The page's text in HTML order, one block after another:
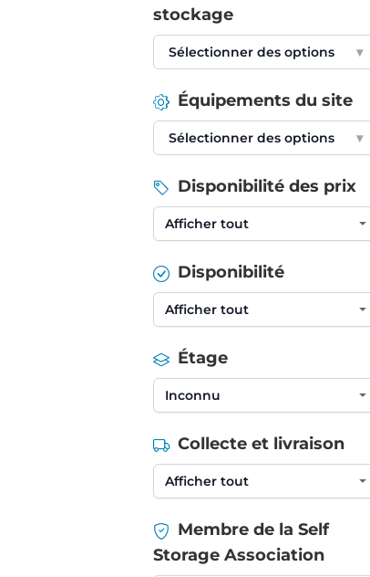
stockage
Sélectionner des options ▾
Équipements du site
Sélectionner des options ▾
Disponibilité des prix
Disponibilité
Étage
Collecte et livraison
Membre de la Self
Storage Association